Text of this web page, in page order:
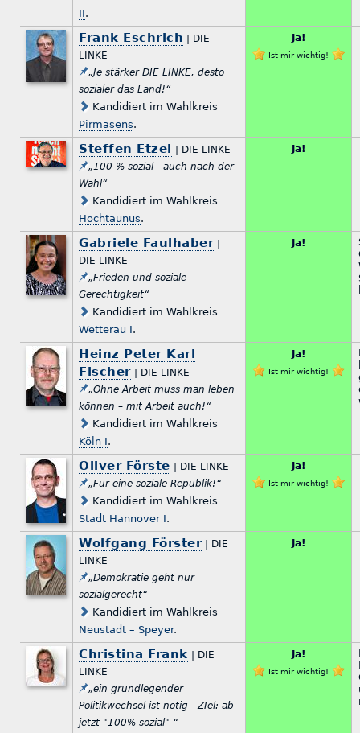
II.
Frank Eschrich | DIE
LINKE
„Je stärker DIE LINKE, desto
sozialer das Land!“
Kandidiert im Wahlkreis
Pirmasens.
Ja!
Ist mir wichtig!
Steffen Etzel
| DIE LINKE
„100 % sozial - auch nach der
Wahl“
Kandidiert im Wahlkreis
Hochtaunus.
Ja!
Gabriele Faulhaber|
DIE LINKE
„Frieden und soziale
Gerechtigkeit“
Kandidiert im Wahlkreis
Wetterau I.
Ja!
Heinz Peter Karl
Fischer| DIE LINKE
„Ohne Arbeit muss man leben
können – mit Arbeit auch!“
Kandidiert im Wahlkreis
Köln I.
Ja!
Ist mir wichtig!
Oliver Förste | DIE LINKE
„Für eine soziale Republik!“
Kandidiert im Wahlkreis
Stadt Hannover I.
Ja!
Ist mir wichtig!
Wolfgang Förster| DIE
LINKE
„Demokratie geht nur
sozialgerecht“
Kandidiert im Wahlkreis
Neustadt – Speyer.
Ja!
Christina Frank | DIE
LINKE
„ein grundlegender
Politikwechsel ist nötig - ZIel: ab
jetzt "100% sozial" “
Ja!
Ist mir wichtig!